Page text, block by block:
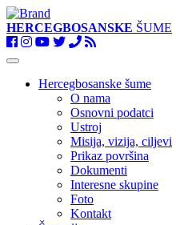
HERCEGBOSANSKE ŠUME
Toggle
navigationHercegbosanske šume
O nama
Osnovni podatci
Ustroj
Misija, vizija, ciljevi
Prikaz površina
Dokumenti
Interesne skupine
Foto
Kontakt